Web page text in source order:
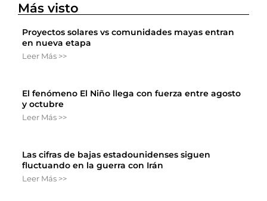
Más visto
Proyectos solares vs comunidades mayas entran
en nueva etapa
Leer Más >>
El fenómeno El Niño llega con fuerza entre agosto
y octubre
Leer Más >>
Las cifras de bajas estadounidenses siguen
fluctuando en la guerra con Irán
Leer Más >>